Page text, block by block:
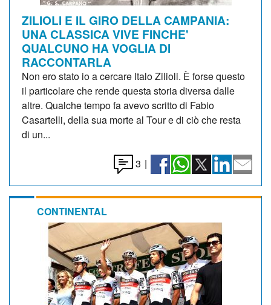
ZILIOLI E IL GIRO DELLA CAMPANIA:
UNA CLASSICA VIVE FINCHE'
QUALCUNO HA VOGLIA DI
RACCONTARLA
Non ero stato io a cercare Italo Zilioli. È forse questo
il particolare che rende questa storia diversa dalle
altre. Qualche tempo fa avevo scritto di Fabio
Casartelli, della sua morte al Tour e di ciò che resta
di un...
3 |
CONTINENTAL